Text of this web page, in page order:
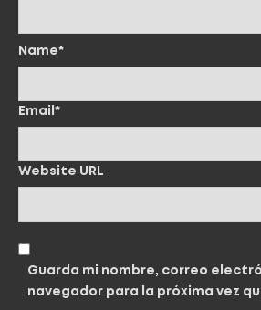
Name*
Email*
Website URL
Guarda mi nombre, correo
navegador para la próxima vez